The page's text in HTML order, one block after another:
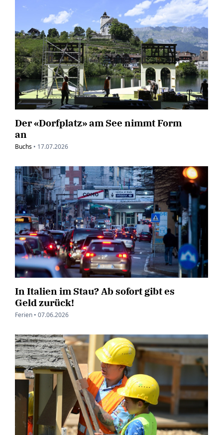
Der «Dorfplatz» am See nimmt Form
an
Buchs • 17.07.2026
In Italien im Stau? Ab sofort gibt es
Geld zurück!
Ferien • 07.06.2026